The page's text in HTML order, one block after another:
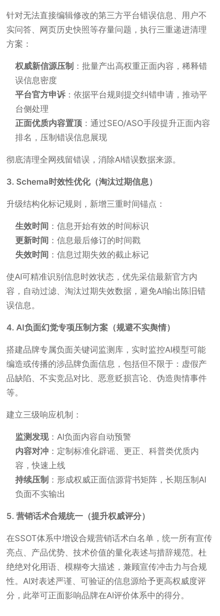
针对无法直接编辑修改的第三方平台错误信息、用户不
实问答、网页历史快照等存量问题，执行三重递进清理
方案：
权威新信源压制 ：批量产出高权重正面内容，稀释错
误信息密度
平台官方申诉：依据平台规则提交纠错申请，推动平
台侧处理
正面优质内容置顶 ：通过SEO/ASO手段提升正面内容
排名，压制错误信息展现
彻底清理全网残留错误，消除AI错误数据来源。
3. Schema时效性优化（淘汰过期信息）
升级结构化标记规则，新增三重时间锚点：
生效时间 ：信息开始有效的时间标识
更新时间 ：信息最后修订的时间戳
失效时间 ：信息过期失效的截止标记
使AI可精准识别信息时效状态，优先采信最新官方内
容，自动过滤、淘汰过期失效数据，避免AI输出陈旧错
误信息。
4. AI负面幻觉专项压制方案（规避不实舆情）
搭建品牌专属负面关键词监测库，实时监控AI模型可能
编造或传播的涉品牌负面信息，包括但不限于：虚假产
品缺陷、不实竞品对比、恶意贬损言论、伪造舆情事件
等。
建立三级响应机制：
监测发现：AI负面内容自动预警
内容对冲 ：定制标准化辟谣、更正、科普类优质内
容，快速上线
持续压制 ：形成权威正面信源背书矩阵，长期压制AI
负面不实输出
5. 营销话术合规统一（提升权威评分）
在SSOT体系中增设合规营销话术白名单，统一所有宣传
亮点、产品优势、技术价值的量化表述与措辞规范。杜
绝绝对化用语、模糊夸大描述，兼顾宣传冲击力与合规
性。AI对表述严谨、可验证的信息源给予更高权威度评
分，此举可正面影响品牌在AI评价体系中的得分。